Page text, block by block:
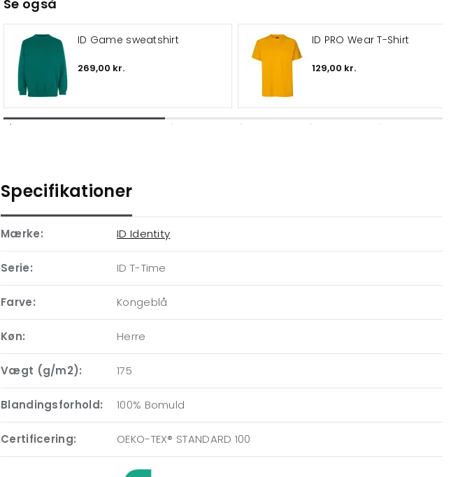
Se også
ID Game sweatshirt
269,00 kr.
ID PRO Wear T-Shirt
129,00 kr.
Specifikationer
Mærke: ID Identity
Serie: ID T-Time
Farve: Kongeblå
Køn: Herre
Vægt (g/m2): 175
Blandingsforhold: 100% Bomuld
Certificering: OEKO-TEX® STANDARD 100